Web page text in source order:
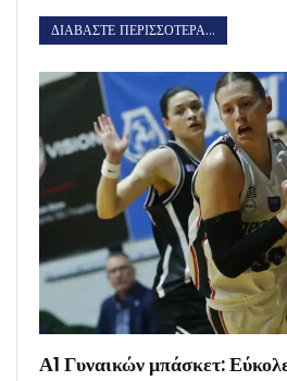
ΔΙΑΒΑΣΤΕ ΠΕΡΙΣΣΟΤΕΡΑ...
Α1 Γυναικών μπάσκετ: